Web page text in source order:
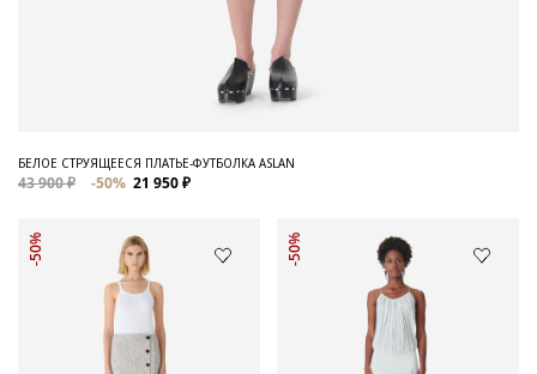
БЕЛОЕ СТРУЯЩЕЕСЯ ПЛАТЬЕ-ФУТБОЛКА ASLAN
43 900 ₽ -50% 21 950 ₽
-50% -50%